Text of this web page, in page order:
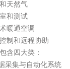
天然气
和测试
暖通空调
制和远程协助
含四 大类：
采集与自动化系统